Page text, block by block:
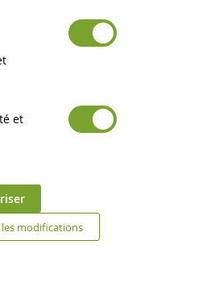
pour recevoir nos bons plans, ainsi
agricoles.
et
modifications